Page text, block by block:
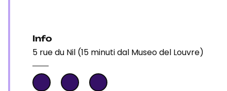
Info
5 rue du Nil (15 minuti dal Museo del Louvre)